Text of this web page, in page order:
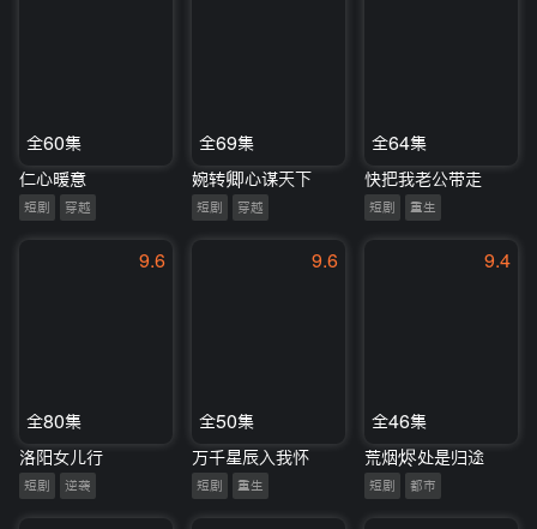
全60集
仁心暖意
短剧 穿越
全69集
婉转卿心谋天下
短剧 穿越
全64集
快把我老公带走
短剧 重生
9.6
全80集
洛阳女儿行
短剧 逆袭
9.6
全50集
万千星辰入我怀
短剧 重生
9.4
全46集
荒烟烬处是归途
短剧 都市